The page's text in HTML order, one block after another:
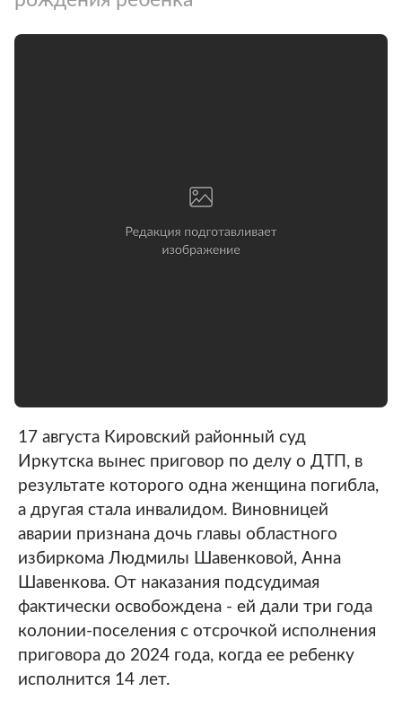
17 августа Кировский районный суд
Иркутска вынес приговор по делу о ДТП, в
результате которого одна женщина погибла,
а другая стала инвалидом. Виновницей
аварии признана дочь главы областного
избиркома Людмилы Шавенковой, Анна
Шавенкова. От наказания подсудимая
фактически освобождена - ей дали три года
колонии-поселения с отсрочкой исполнения
приговора до 2024 года, когда ее ребенку
исполнится 14 лет.